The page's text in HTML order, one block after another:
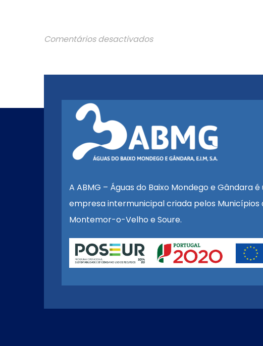
Comentários desactivados
A ABMG – Águas do Baixo Mondego e Gândara é
empresa intermunicipal criada pelos Municípios
Montemor-o-Velho e Soure.